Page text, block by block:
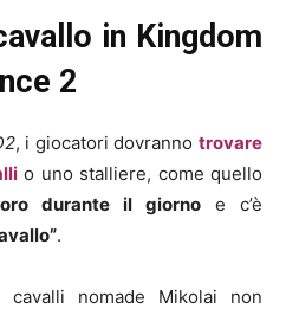
in Kingdom
2
, i giocatori dovrannotrovare
o uno stalliere, come quello
durante il giorno e c’è
.
nomade Mikolai non